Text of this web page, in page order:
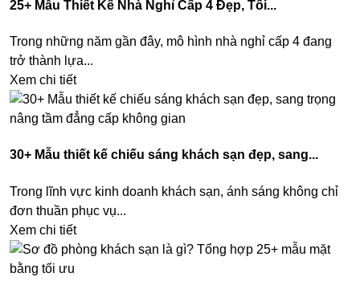
25+ Mẫu Thiết Kế Nhà Nghỉ Cấp 4 Đẹp, Tối...
Trong những năm gần đây, mô hình nhà nghỉ cấp 4 đang
trở thành lựa...
Xem chi tiết
30+ Mẫu thiết kế chiếu sáng khách sạn đẹp, sang...
Trong lĩnh vực kinh doanh khách sạn, ánh sáng không chỉ
đơn thuần phục vụ...
Xem chi tiết